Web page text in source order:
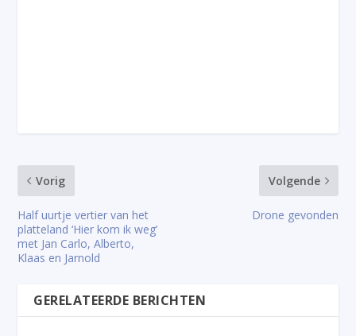
Vorig
Half uurtje vertier van het
platteland ‘Hier kom ik weg’
met Jan Carlo, Alberto,
Klaas en Jarnold
Volgende
Drone gevonden
GERELATEERDE BERICHTEN